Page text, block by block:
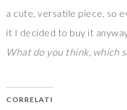
a cute, versatile piece, so
it I decided to buy it
What do you think, which
CORRELATI